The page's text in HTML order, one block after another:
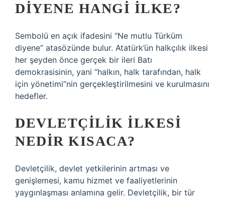
DIYENE HANGI ILKE?
Sembolü en açık ifadesini “Ne mutlu Türküm
diyene” atasözünde bulur. Atatürk’ün halkçılık ilkesi
her şeyden önce gerçek bir ileri Batı
demokrasisinin, yani “halkın, halk tarafından, halk
için yönetimi”nin gerçekleştirilmesini ve kurulmasını
hedefler.
DEVLETÇILIK ILKESI
NEDIR KISACA?
Devletçilik, devlet yetkilerinin artması ve
genişlemesi, kamu hizmet ve faaliyetlerinin
yaygınlaşması anlamına gelir. Devletçilik, bir tür